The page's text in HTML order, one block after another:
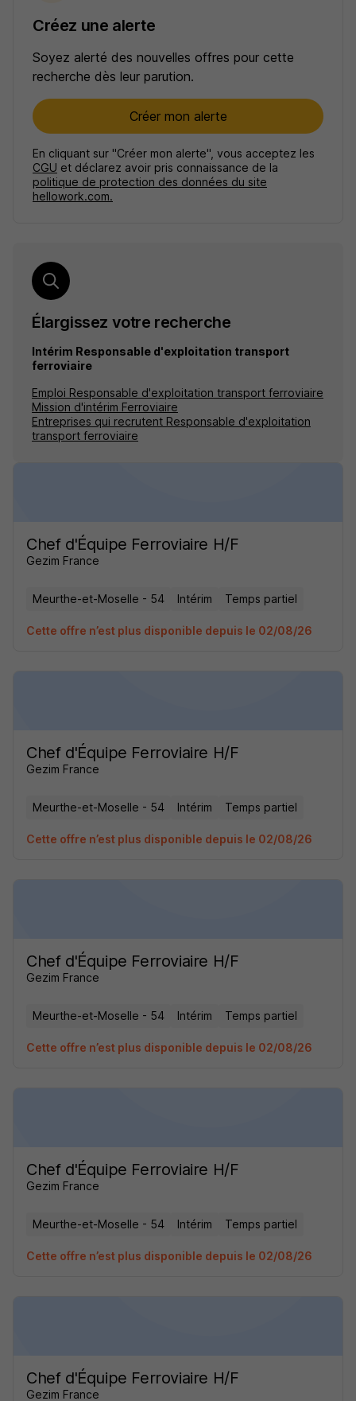
Créez une alerte
Soyez alerté des nouvelles offres pour cette
recherche dès leur parution.
Créer mon alerte
En cliquant sur "Créer mon alerte", vous acceptez les
CGU et déclarez avoir pris connaissance de la
politique de protection des données du site
hellowork.com.
Élargissez votre recherche
Intérim Responsable d'exploitation transport
ferroviaire
Emploi Responsable d'exploitation transport ferroviaire
Mission d'intérim Ferroviaire
Entreprises qui recrutent Responsable d'exploitation
transport ferroviaire
Chef d'Équipe Ferroviaire H/F
Gezim France
Meurthe-et-Moselle - 54 Intérim Temps partiel
Cette offre n’est plus disponible depuis le 02/08/26
Chef d'Équipe Ferroviaire H/F
Gezim France
Meurthe-et-Moselle - 54 Intérim Temps partiel
Cette offre n’est plus disponible depuis le 02/08/26
Chef d'Équipe Ferroviaire H/F
Gezim France
Meurthe-et-Moselle - 54 Intérim Temps partiel
Cette offre n’est plus disponible depuis le 02/08/26
Chef d'Équipe Ferroviaire H/F
Gezim France
Meurthe-et-Moselle - 54 Intérim Temps partiel
Cette offre n’est plus disponible depuis le 02/08/26
Chef d'Équipe Ferroviaire H/F
Gezim France